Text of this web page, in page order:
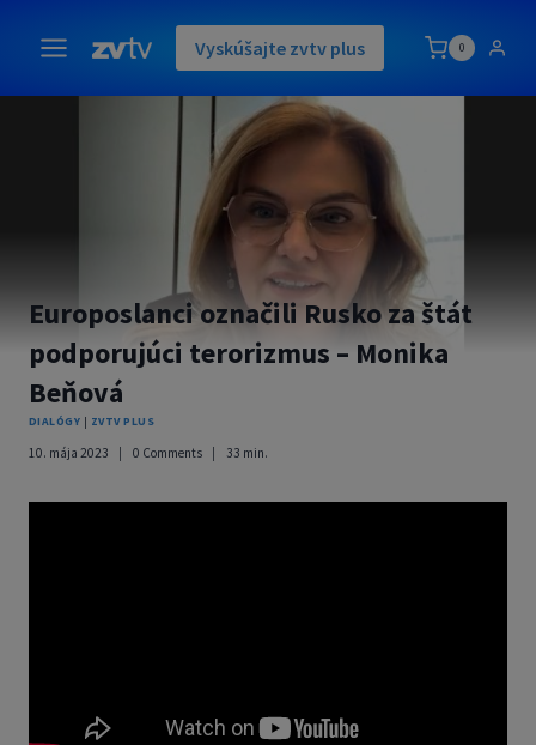
content
Vyskúšajte zvtv plus 0
Europoslanci označili Rusko za štát
podporujúci terorizmus – Monika
Beňová
DIALÓGY | ZVTV PLUS
10. mája 2023 0 Comments 33 min.